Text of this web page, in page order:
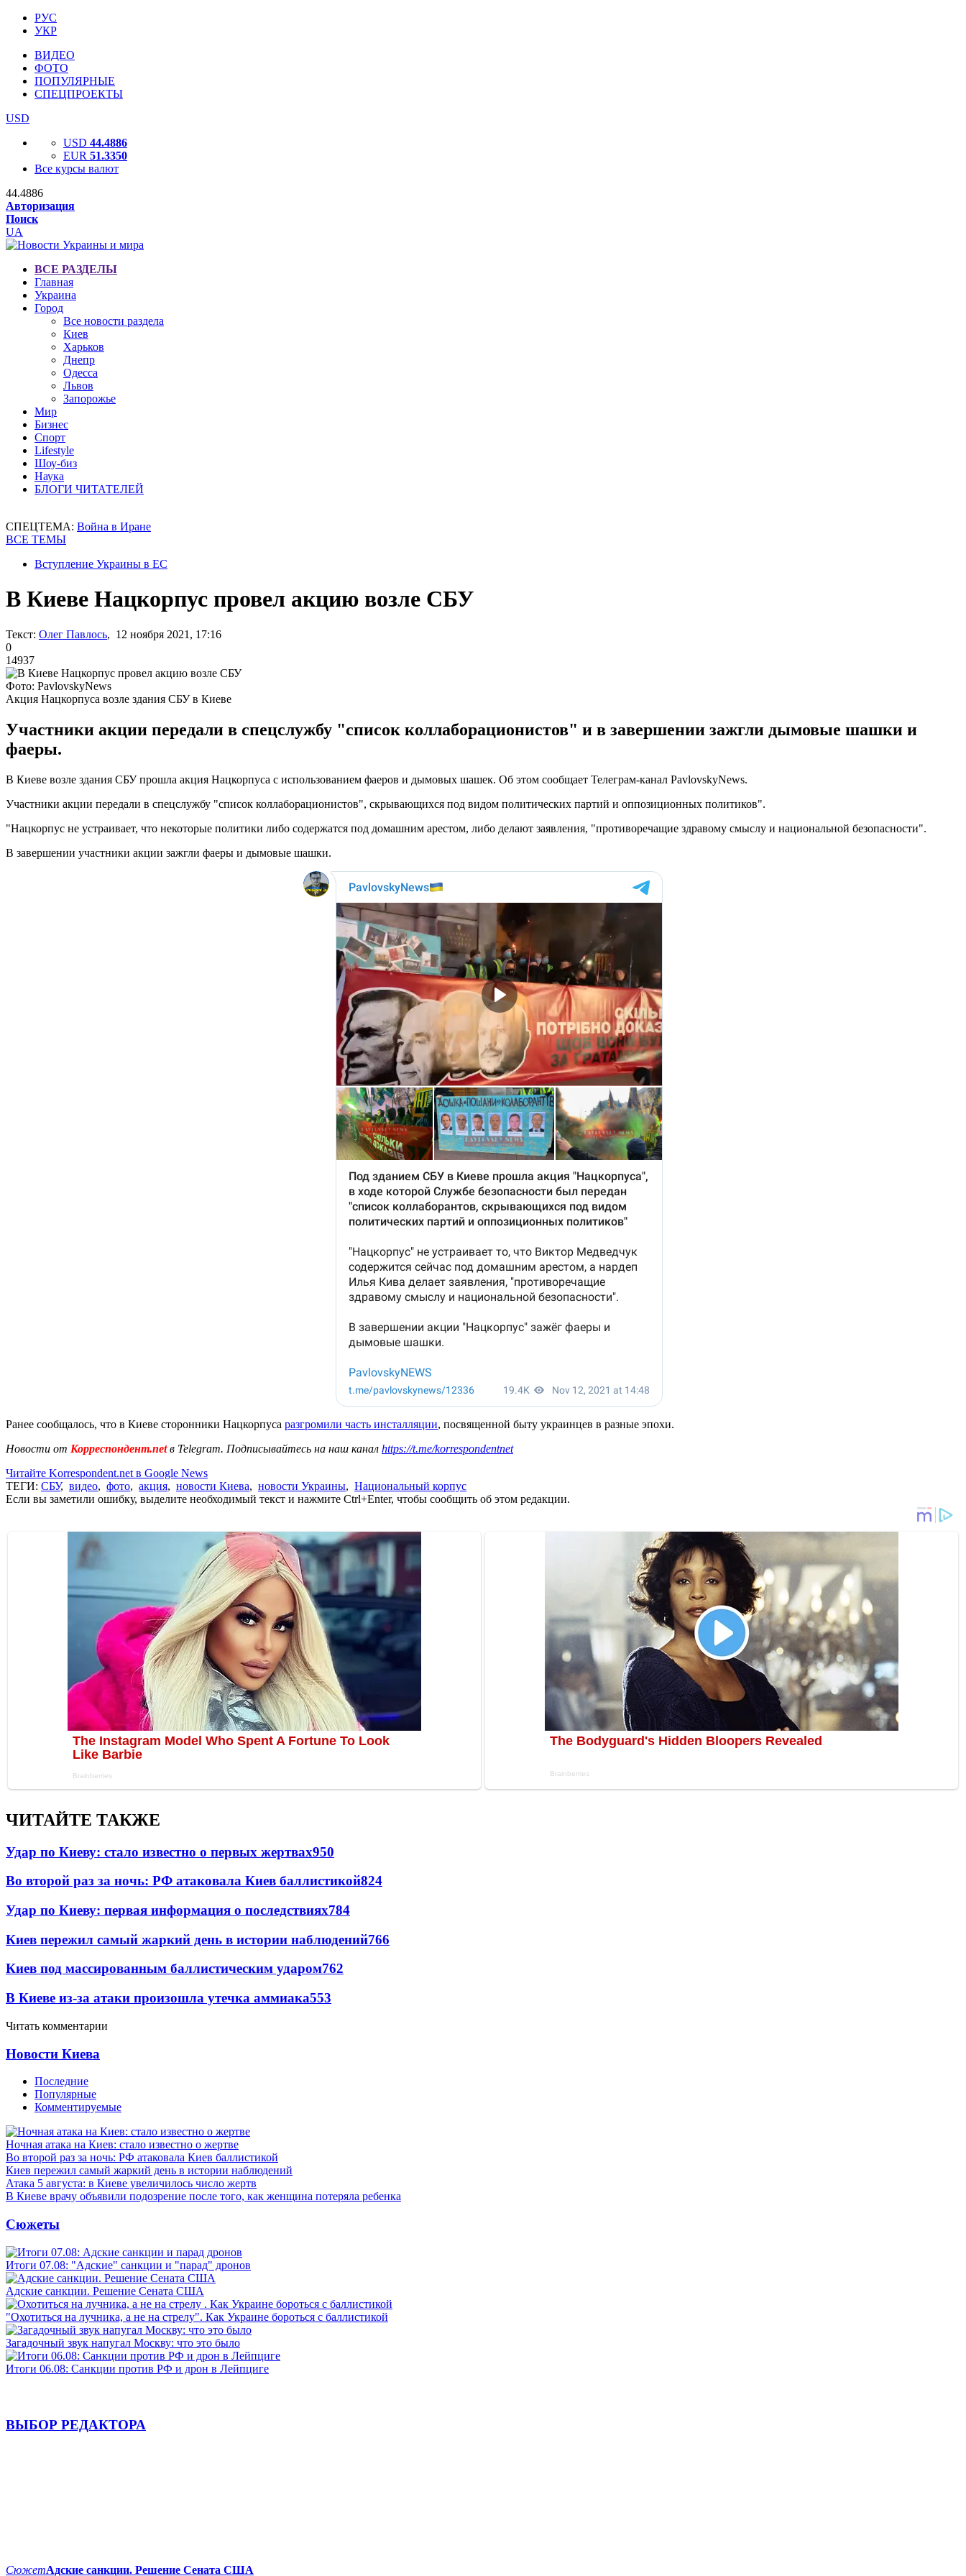
РУС
УКР
ВИДЕО
ФОТО
ПОПУЛЯРНЫЕ
СПЕЦПРОЕКТЫ
USD
USD 44.4886
EUR 51.3350
Все курсы валют
44.4886
Авторизация
Поиск
UA
ВСЕ РАЗДЕЛЫ
Главная
Украина
Город
Все новости раздела
Киев
Харьков
Днепр
Одесса
Львов
Запорожье
Мир
Бизнес
Спорт
Lifestyle
Шоу-биз
Наука
БЛОГИ ЧИТАТЕЛЕЙ
СПЕЦТЕМА: Война в Иране
ВСЕ ТЕМЫ
Вступление Украины в ЕС
В Киеве Нацкорпус провел акцию возле СБУ
Текст: Олег Павлось, 12 ноября 2021, 17:16
0
14937
Фото: PavlovskyNews
Акция Нацкорпуса возле здания СБУ в Киеве
Участники акции передали в спецслужбу "список коллаборационистов" и в завершении зажгли дымовые шашки и
фаеры.
В Киеве возле здания СБУ прошла акция Нацкорпуса с использованием фаеров и дымовых шашек. Об этом сообщает Телеграм-канал PavlovskyNews.
Участники акции передали в спецслужбу "список коллаборационистов", скрывающихся под видом политических партий и оппозиционных политиков".
"Нацкорпус не устраивает, что некоторые политики либо содержатся под домашним арестом, либо делают заявления, "противоречащие здравому смыслу и национальной безопасности".
В завершении участники акции зажгли фаеры и дымовые шашки.
Ранее сообщалось, что в Киеве сторонники Нацкорпуса разгромили часть инсталляции, посвященной быту украинцев в разные эпохи.
Новости от Корреспондент.netв Telegram. Подписывайтесь на наш канал https://t.me/korrespondentnet
Читайте Korrespondent.net в Google News
ТЕГИ: СБУ, видео, фото, акция, новости Киева, новости Украины, Национальный корпус
Если вы заметили ошибку, выделите необходимый текст и нажмите Ctrl+Enter, чтобы сообщить об этом редакции.
ЧИТАЙТЕ ТАКЖЕ
Удар по Киеву: стало известно о первых жертвах950
Во второй раз за ночь: РФ атаковала Киев баллистикой824
Удар по Киеву: первая информация о последствиях784
Киев пережил самый жаркий день в истории наблюдений766
Киев под массированным баллистическим ударом762
В Киеве из-за атаки произошла утечка аммиака553
Читать комментарии
Новости Киева
Последние
Популярные
Комментируемые
Ночная атака на Киев: стало известно о жертве
Во второй раз за ночь: РФ атаковала Киев баллистикой
Киев пережил самый жаркий день в истории наблюдений
Атака 5 августа: в Киеве увеличилось число жертв
В Киеве врачу объявили подозрение после того, как женщина потеряла ребенка
Сюжеты
Итоги 07.08: "Адские" санкции и "парад" дронов
Адские санкции. Решение Сената США
"Охотиться на лучника, а не на стрелу". Как Украине бороться с баллистикой
Загадочный звук напугал Москву: что это было
Итоги 06.08: Санкции против РФ и дрон в Лейпциге
ВЫБОР РЕДАКТОРА
СюжетАдские санкции. Решение Сената США